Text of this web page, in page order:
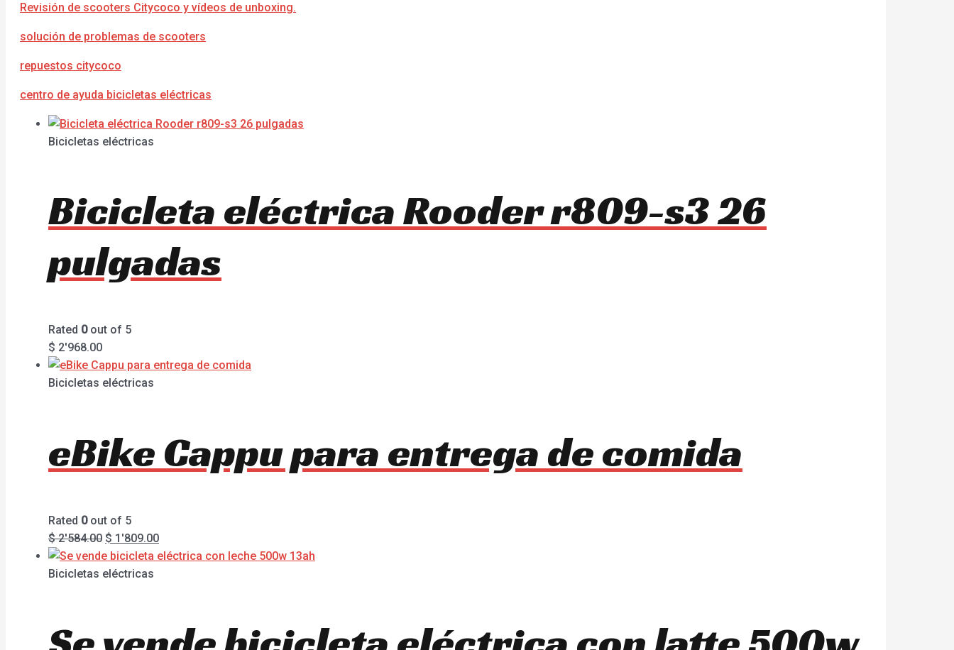
Revisión de scooters Citycoco y vídeos de unboxing.
solución de problemas de scooters
repuestos citycoco
centro de ayuda bicicletas eléctricas
Bicicletas eléctricas
Bicicleta eléctrica Rooder r809-s3 26
pulgadas
Rated 0out of 5
$ 2'968.00
Bicicletas eléctricas
eBike Cappu para entrega de comida
Rated 0out of 5
$2'584.00 $ 1'809.00
Bicicletas eléctricas